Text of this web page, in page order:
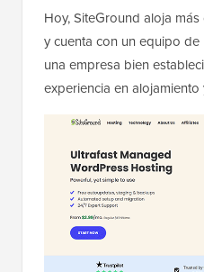
Hoy, SiteGround aloja
y cuenta con un equipo
una empresa bien
experiencia en